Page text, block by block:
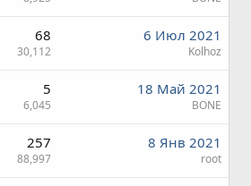
68
30,112
6 Июл 2021
Kolhoz
5
6,045
18 Май 2021
BONE
257
88,997
8 Янв 2021
root